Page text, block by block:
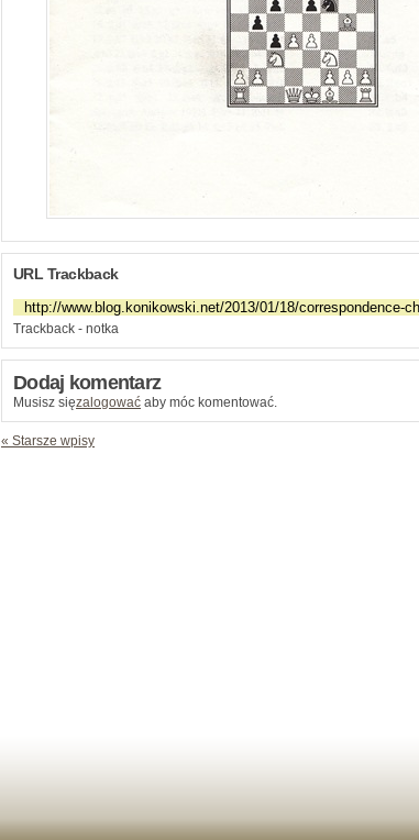
URL Trackback
Trackback - notka
Dodaj komentarz
Musisz sięzalogować aby móc komentować.
« Starsze wpisy